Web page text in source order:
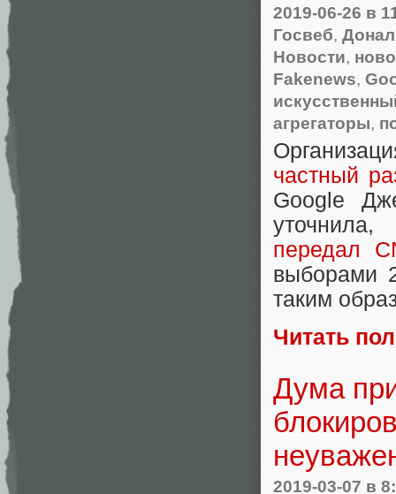
2019-06-26 в
Госвеб,
Новости,
Fakenews,
агрегаторы,
частный
Google
уточнила,
передал
выборами
таким
Читать
Дума
2019-03-07 в